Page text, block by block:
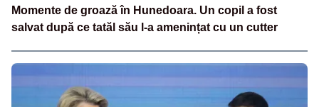
Momente de groază în Hunedoara. Un copil a fost
salvat după ce tatăl său l-a amenințat cu un cutter